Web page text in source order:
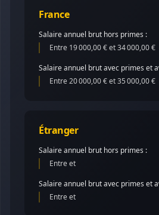
France
Salaire annuel brut hors primes :
Entre 19 000,00 € et 34 000,00 €
Salaire annuel brut avec primes et
Entre 20 000,00 € et 35 000,00 €
Étranger
Salaire annuel brut hors primes :
Entre et
Salaire annuel brut avec primes et
Entre et